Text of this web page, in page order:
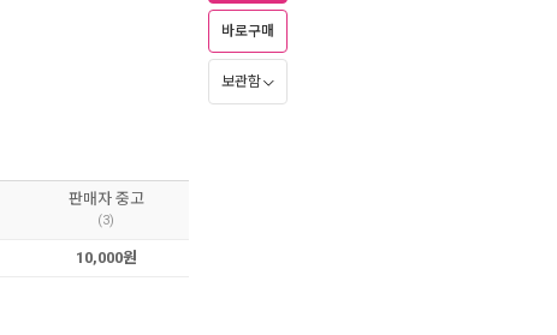
바로구매
보관함
판매자 중고
(3)
10,000원